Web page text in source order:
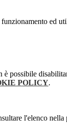
ed
è possibile
POLICY.
l'elenco